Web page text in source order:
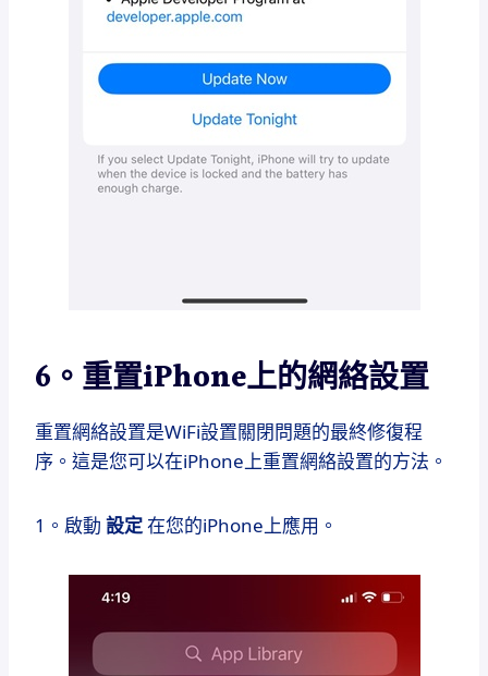
6。重置iPhone上的網絡設置
重置網絡設置是WiFi設置關閉問題的最終修復程
序。這是您可以在iPhone上重置網絡設置的方法。
1。啟動 設定在您的iPhone上應用。